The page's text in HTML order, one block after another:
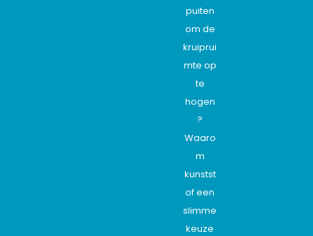
puiten
om de
kruiprui
mte op
te
hogen
?
Waaro
m
kunstst
of een
slimme
keuze